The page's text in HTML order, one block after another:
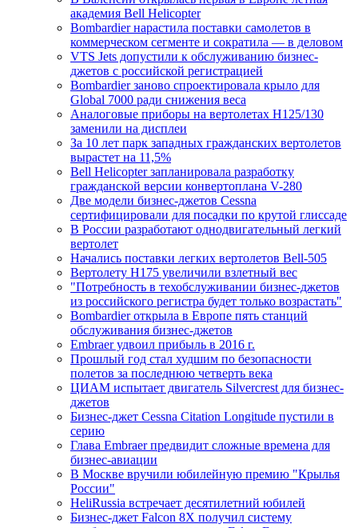
академия Bell Helicopter
Bombardier нарастила поставки самолетов в
коммерческом сегменте и сократила — в деловом
VTS Jets допустили к обслуживанию бизнес-
джетов с российской регистрацией
Bombardier заново спроектировала крыло для
Global 7000 ради снижения веса
Аналоговые приборы на вертолетах H125/130
заменили на дисплеи
За 10 лет парк западных гражданских вертолетов
вырастет на 11,5%
Bell Helicopter запланировала разработку
гражданской версии конвертоплана V-280
Две модели бизнес-джетов Cessna
сертифицировали для посадки по крутой глиссаде
В России разработают однодвигательный легкий
вертолет
Начались поставки легких вертолетов Bell-505
Вертолету H175 увеличили взлетный вес
"Потребность в техобслуживании бизнес-джетов
из российского регистра будет только возрастать"
Bombardier открыла в Европе пять станций
обслуживания бизнес-джетов
Embraer удвоил прибыль в 2016 г.
Прошлый год стал худшим по безопасности
полетов за последнюю четверть века
ЦИАМ испытает двигатель Silvercrеst для бизнес-
джетов
Бизнес-джет Cessna Citation Longitude пустили в
серию
Глава Embraer предвидит сложные времена для
бизнес-авиации
В Москве вручили юбилейную премию "Крылья
России"
HeliRussia встречает десятилетний юбилей
Бизнес-джет Falcon 8X получил систему